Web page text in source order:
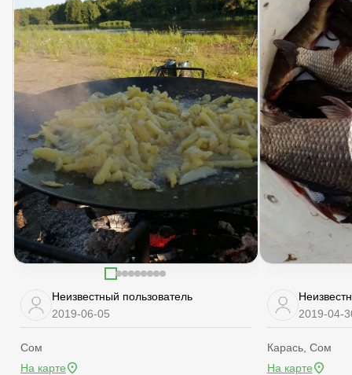
Неизвестный пользователь
2019-06-05
Сом
На карте
2019-04-
Карась, Сом
На карте